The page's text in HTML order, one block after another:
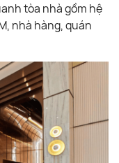
tòa nhà gồm hệ
nhà hàng, quán